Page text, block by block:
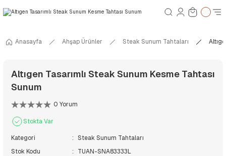
Anasayfa Ahşap Ürünler Steak Sunum Tahtaları
Altıgen Tasarımlı Steak Sunum Kesme Tahtası
Sunum
0 Yorum
Stokta Var
Kategori
Steak Sunum Tahtaları
Stok Kodu
TUAN-SNA83333L